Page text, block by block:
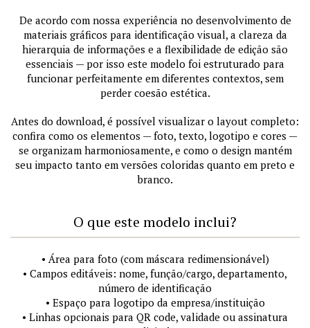
De acordo com nossa experiência no desenvolvimento de
materiais gráficos para identificação visual, a clareza da
hierarquia de informações e a flexibilidade de edição são
essenciais — por isso este modelo foi estruturado para
funcionar perfeitamente em diferentes contextos, sem
perder coesão estética.
Antes do download, é possível visualizar o layout completo:
confira como os elementos — foto, texto, logotipo e cores —
se organizam harmoniosamente, e como o design mantém
seu impacto tanto em versões coloridas quanto em preto e
branco.
O que este modelo inclui?
• Área para foto (com máscara redimensionável)
• Campos editáveis: nome, função/cargo, departamento,
número de identificação
• Espaço para logotipo da empresa/instituição
• Linhas opcionais para QR code, validade ou assinatura